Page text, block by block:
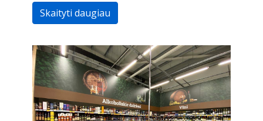
Skaityti daugiau